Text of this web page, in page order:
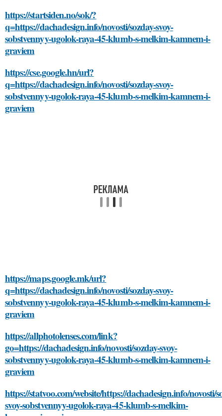
https://startsiden.no/sok/?
q=https://dachadesign.info/novosti/sozday-svoy-
sobstvennyy-ugolok-raya-45-klumb-s-melkim-kamnem-i-
graviem
https://cse.google.hn/url?
q=https://dachadesign.info/novosti/sozday-svoy-
sobstvennyy-ugolok-raya-45-klumb-s-melkim-kamnem-i-
graviem
https://maps.google.mk/url?
q=https://dachadesign.info/novosti/sozday-svoy-
sobstvennyy-ugolok-raya-45-klumb-s-melkim-kamnem-i-
graviem
https://allphotolenses.com/link?
go=https://dachadesign.info/novosti/sozday-svoy-
sobstvennyy-ugolok-raya-45-klumb-s-melkim-kamnem-i-
graviem
https://statvoo.com/website/https://dachadesign.info/novosti/
svoy-sobstvennyy-ugolok-raya-45-klumb-s-melkim-